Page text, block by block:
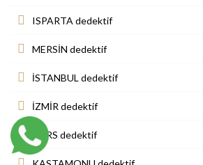
ISPARTA dedektif
MERSİN dedektif
İSTANBUL dedektif
İZMİR dedektif
KARS dedektif